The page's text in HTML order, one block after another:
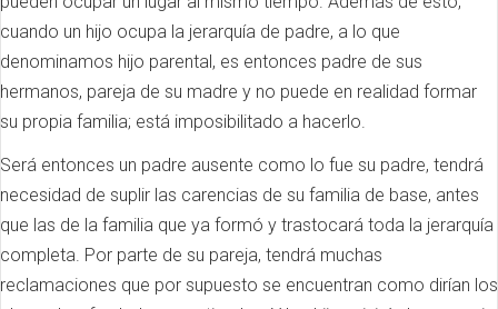
cuando un hijo ocupa la jerarquía de padre, a lo que
denominamos hijo parental, es entonces padre de sus
hermanos, pareja de su madre y no puede en realidad formar
su propia familia; está imposibilitado a hacerlo.
Será entonces un padre ausente como lo fue su padre, tendrá
necesidad de suplir las carencias de su familia de base, antes
que las de la familia que ya formó y trastocará toda la jerarquía
completa. Por parte de su pareja, tendrá muchas
reclamaciones que por supuesto se encuentran como dirían los